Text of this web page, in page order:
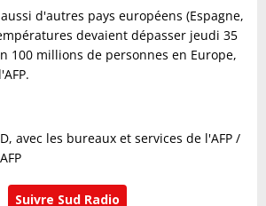
d'autres pays européens (Espagne,
devaient dépasser jeudi 35
100 millions de personnes en Europe,
avec les bureaux et services de l'AFP /
Suivre Sud Radio